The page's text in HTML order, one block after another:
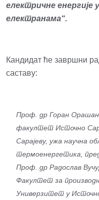
електричне
електранама“.
Кандидат ће завршни
саставу:
Проф. др Горан
факултет Источно
Сарајеву, ужа научна
термоенергетика,
Проф. др Радослав
Факултет за
Универзитет у